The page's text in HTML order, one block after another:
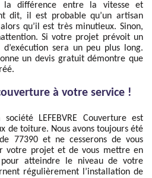
la différence entre la vitesse et
dit, il est probable qu’un artisan
qu’il est très minutieux. Sinon,
Si votre projet prévoit un
sera un peu plus long.
un devis gratuit démontre que
à votre service !
LEFEBVRE Couverture est
de toiture. Nous avons toujours été
77390 et ne cesserons de vous
votre projet et de vous mettre en
atteindre le niveau de votre
régulièrement l’installation de